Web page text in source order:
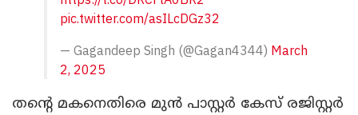
pic.twitter.com/asILcDGz32
— Gagandeep Singh (@Gagan4344) March
2, 2025
തന്റെ മകനെതിരെ മുന്‍ പാസ്റ്റര്‍ കേസ് രജിസ്റ്റര്‍